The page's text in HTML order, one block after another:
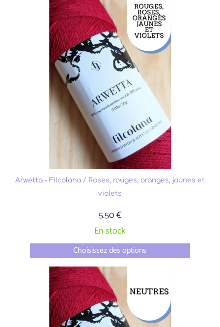
Arwetta - Filcolana / Roses, rouges, oranges, jaunes et
violets
5.50 €
En stock
Choisissez des options